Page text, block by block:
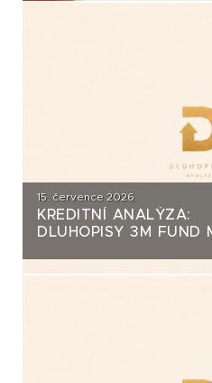
15. července 2026
KREDITNÍ ANALÝZA:
DLUHOPISY 3M FUND